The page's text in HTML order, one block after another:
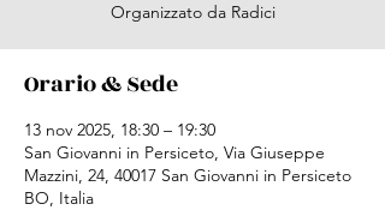
Organizzato da Radici
Orario & Sede
13 nov 2025, 18:30 – 19:30
San Giovanni in Persiceto, Via Giuseppe
Mazzini, 24, 40017 San Giovanni in Persiceto
BO, Italia